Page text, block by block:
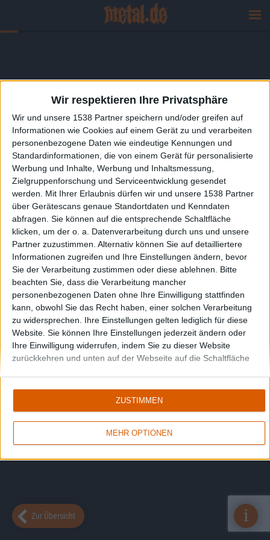
Wir respektieren Ihre Privatsphäre
Wir und unsere 1538 Partner speichern und/oder greifen auf
Informationen wie Cookies auf einem Gerät zu und verarbeiten
personenbezogene Daten wie eindeutige Kennungen und
Standardinformationen, die von einem Gerät für personalisierte
Werbung und Inhalte, Werbung und Inhaltsmessung,
Zielgruppenforschung und Serviceentwicklung gesendet
werden.
Mit Ihrer Erlaubnis dürfen wir und unsere 1538 Partner
über Gerätescans genaue Standortdaten und Kenndaten
abfragen. Sie können auf die entsprechende Schaltfläche
klicken, um der o. a. Datenverarbeitung durch uns und unsere
Partner zuzustimmen. Alternativ können Sie auf detailliertere
Informationen zugreifen und Ihre Einstellungen ändern, bevor
Sie der Verarbeitung zustimmen oder diese ablehnen.
Bitte
beachten Sie, dass die Verarbeitung mancher
personenbezogenen Daten ohne Ihre Einwilligung stattfinden
kann, obwohl Sie das Recht haben, einer solchen Verarbeitung
zu widersprechen. Ihre Einstellungen gelten lediglich für diese
Website. Sie können Ihre Einstellungen jederzeit ändern oder
Ihre Einwilligung widerrufen, indem Sie zu dieser Website
zurückkehren und unten auf der Webseite auf die Schaltfläche
MEHR OPTIONEN
ZUSTIMMEN
Zur Übersicht i